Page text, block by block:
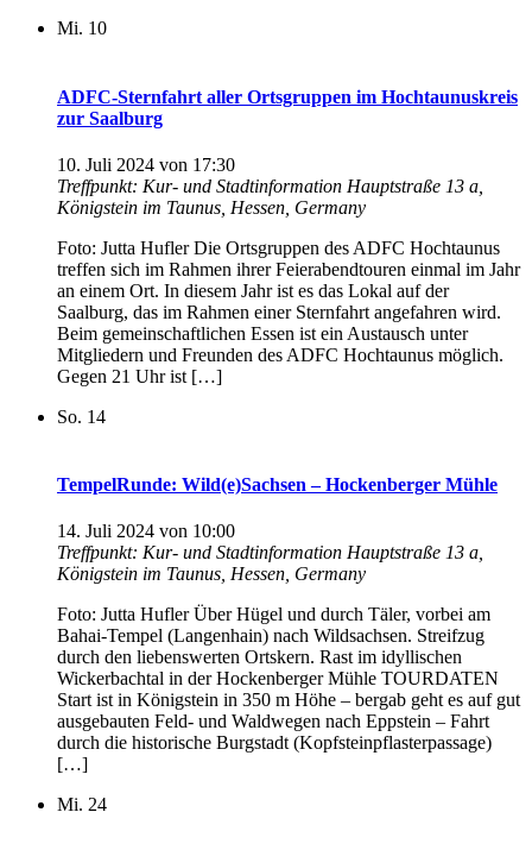
Mi. 10
ADFC-Sternfahrt aller Ortsgruppen im Hochtaunuskreis
zur Saalburg
10. Juli 2024 von 17:30
Treffpunkt: Kur- und Stadtinformation Hauptstraße 13 a,
Königstein im Taunus, Hessen, Germany
Foto: Jutta Hufler Die Ortsgruppen des ADFC Hochtaunus
treffen sich im Rahmen ihrer Feierabendtouren einmal im Jahr
an einem Ort. In diesem Jahr ist es das Lokal auf der
Saalburg, das im Rahmen einer Sternfahrt angefahren wird.
Beim gemeinschaftlichen Essen ist ein Austausch unter
Mitgliedern und Freunden des ADFC Hochtaunus möglich.
Gegen 21 Uhr ist […]
So. 14
TempelRunde: Wild(e)Sachsen – Hockenberger Mühle
14. Juli 2024 von 10:00
Treffpunkt: Kur- und Stadtinformation Hauptstraße 13 a,
Königstein im Taunus, Hessen, Germany
Foto: Jutta Hufler Über Hügel und durch Täler, vorbei am
Bahai-Tempel (Langenhain) nach Wildsachsen. Streifzug
durch den liebenswerten Ortskern. Rast im idyllischen
Wickerbachtal in der Hockenberger Mühle TOURDATEN
Start ist in Königstein in 350 m Höhe – bergab geht es auf gut
ausgebauten Feld- und Waldwegen nach Eppstein – Fahrt
durch die historische Burgstadt (Kopfsteinpflasterpassage)
[…]
Mi. 24